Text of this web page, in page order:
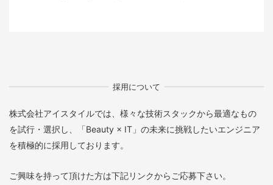
採用について
株式会社アイスタイルでは、様々な技術スタックから最適なもの
を試行・選択し、「Beauty × IT」の未来に挑戦したいエンジニア
を積極的に採用しております。
ご興味を持って頂けた方は下記リンクからご応募下さい。